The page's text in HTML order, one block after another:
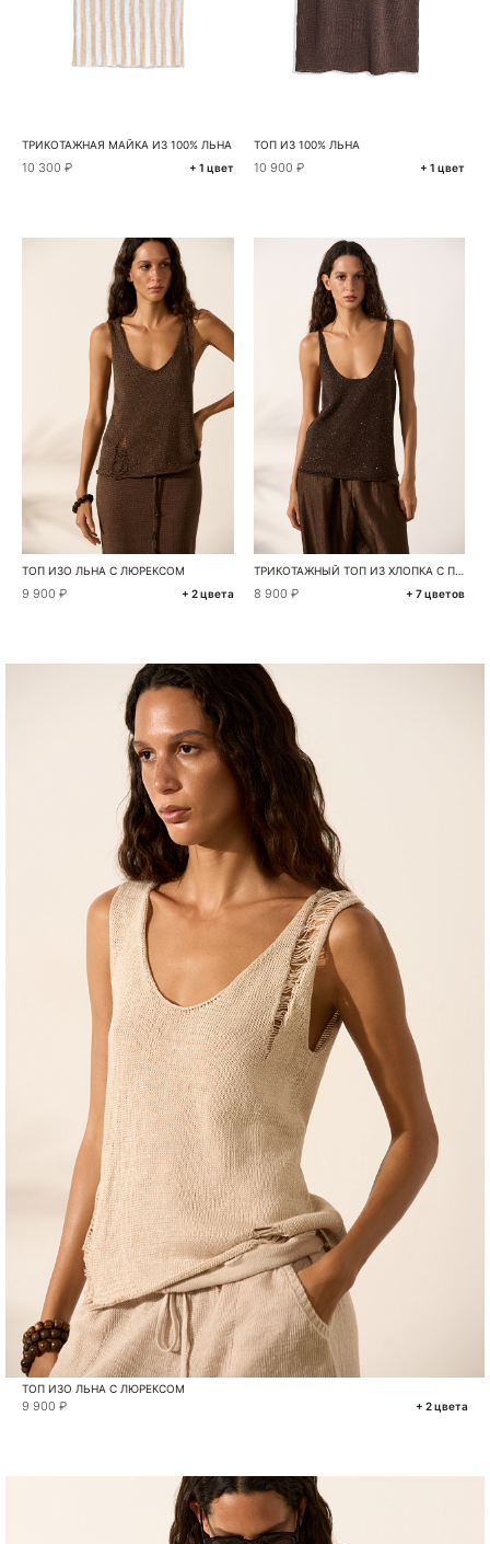
ТРИКОТАЖНАЯ МАЙКА ИЗ 100% ЛЬНА
10 300 ₽ + 1 цвет
ТОП ИЗ 100% ЛЬНА
10 900 ₽ + 1 цвет
ТОП ИЗО ЛЬНА С ЛЮРЕКСОМ
9 900 ₽ + 2 цвета
ТРИКОТАЖНЫЙ ТОП ИЗ ХЛОПКА С ПАЙЕТКАМИ
8 900 ₽ + 7 цветов
ТОП ИЗО ЛЬНА С ЛЮРЕКСОМ
9 900 ₽ + 2 цвета